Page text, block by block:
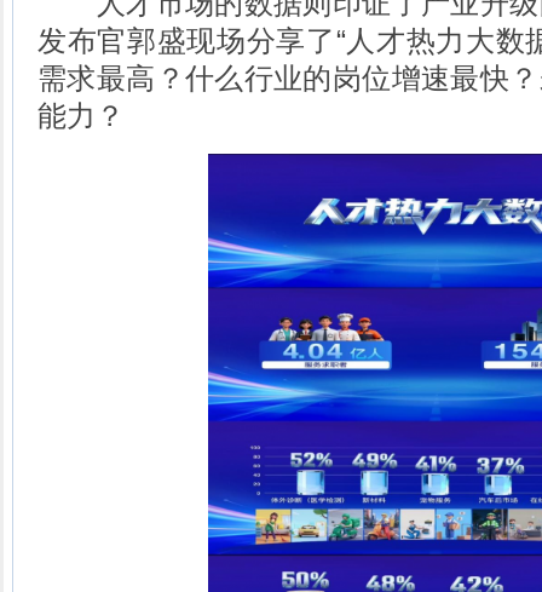
发布官郭盛现场分享了“人才热力大数
需求最高？什么行业的岗位增速最快
能力？